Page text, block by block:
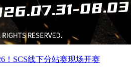
！SCS线下分站赛现场开赛